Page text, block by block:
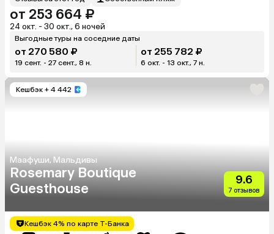
от 253 664 ₽
24 окт. - 30 окт., 6 ночей
Выгодные туры на соседние даты
от 270 580 ₽
19 сент. - 27 сент., 8 н.
от 255 782 ₽
6 окт. - 13 окт., 7 н.
Кешбэк + 4 442
Маафуши, Мальдивы
Rosemary Boutique
Guesthouse
9.6
7 отзывов
Кешбэк 4% по карте Т-Банка